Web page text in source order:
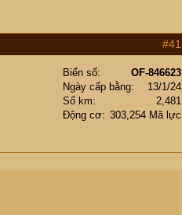
#41
Biển số
OF-846623
Ngày cấp bằng
13/1/24
Số km
2,481
Động cơ
303,254 Mã lực